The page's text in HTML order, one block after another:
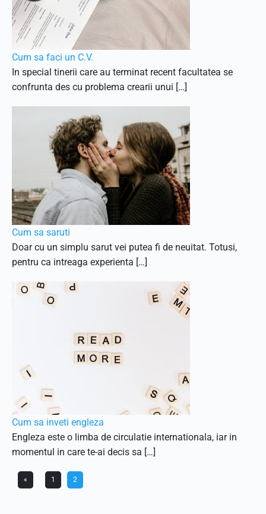
Cum sa faci un C.V.
In special tinerii care au terminat recent facultatea se
confrunta des cu problema crearii unui […]
Cum sa saruti
Doar cu un simplu sarut vei putea fi de neuitat. Totusi,
pentru ca intreaga experienta […]
Cum sa inveti engleza
Engleza este o limba de circulatie internationala, iar in
momentul in care te-ai decis sa […]
« 1 2